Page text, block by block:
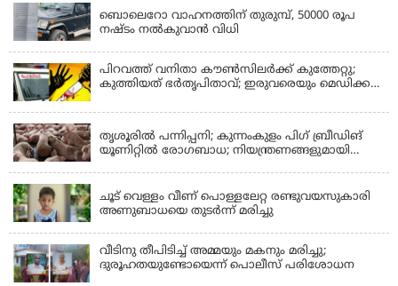
ബൊലെറോ വാഹനത്തിന് തുരുമ്പ്, 50000 രൂപ
നഷ്ടം നൽകുവാൻ വിധി
പിറവത്ത് വനിതാ കൗൺസിലർക്ക് കുത്തേറ്റു;
കുത്തിയത് ഭർതൃപിതാവ്; ഇരുവരെയും മെഡിക്കൽ
തൃശൂരിൽ പന്നിപ്പനി; കുന്നംകുളം പിഗ് ബ്രീഡിങ്
യൂണിറ്റിൽ രോഗബാധ; നിയന്ത്രണങ്ങളുമായി
ചൂട് വെള്ളം വീണ് പൊള്ളലേറ്റ രണ്ടുവയസുകാരി
അണുബാധയെ തുടർന്ന് മരിച്ചു
വീടിനു തീപിടിച്ച് അമ്മയും മകനും മരിച്ചു;
ദുരൂഹതയുണ്ടോയെന്ന് പൊലീസ് പരിശോധന